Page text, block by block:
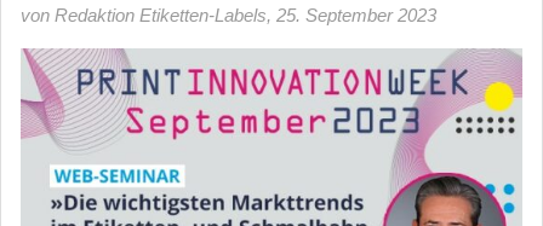
von Redaktion Etiketten-Labels, 25. September 2023